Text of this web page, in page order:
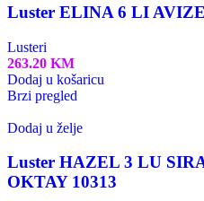
Luster ELINA 6 LI
Lusteri
263.20 KM
Dodaj u košaricu
Brzi pregled
Dodaj u želje
Luster HAZEL 3 LU
OKTAY 10313